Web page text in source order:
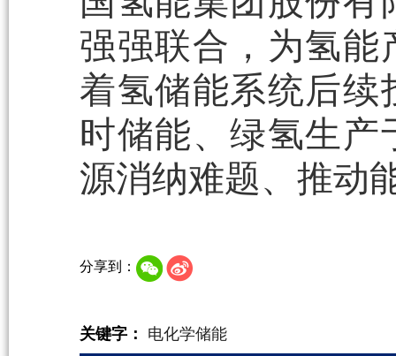
强强联合，为氢能
着氢储能系统后续
时储能、绿氢生
源消纳难题、推动
分享到：
关键字： 电化学储能